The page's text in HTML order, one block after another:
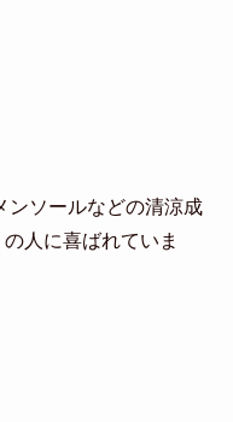
ンソールなどの清涼成
人に喜ばれていま